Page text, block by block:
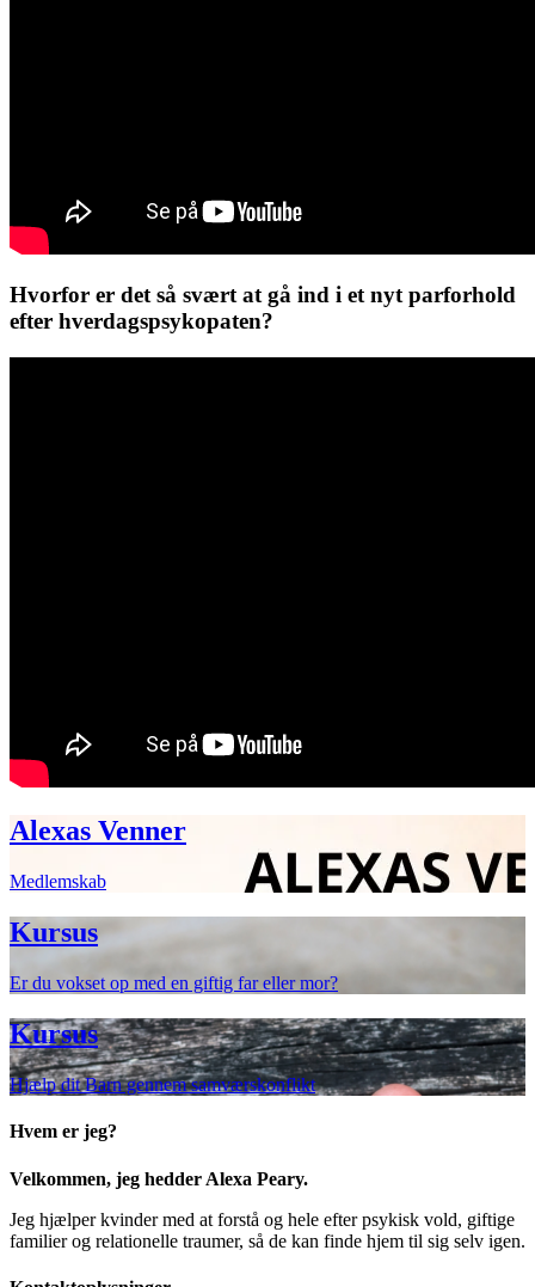
Hvorfor er det så svært at gå ind i et nyt parforhold
efter hverdagspsykopaten?
Alexas Venner
Medlemskab
Kursus
Er du vokset op med en giftig far eller mor?
Kursus
Hjælp dit Barn gennem samværskonflikt
Hvem er jeg?
Velkommen, jeg hedder Alexa Peary.
Jeg hjælper kvinder med at forstå og hele efter psykisk vold, giftige
familier og relationelle traumer, så de kan finde hjem til sig selv igen.